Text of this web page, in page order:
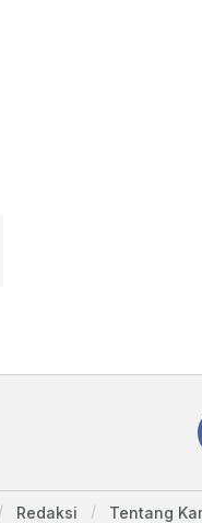
Redaksi Tentang